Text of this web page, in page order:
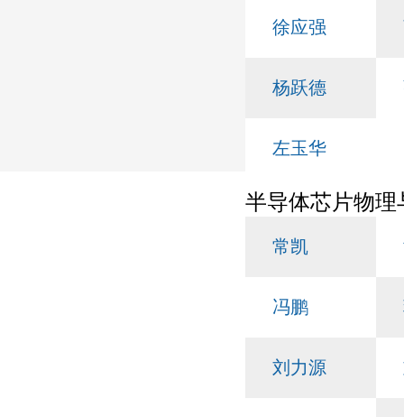
徐应强
杨跃德
左玉华
半导体芯片物
常凯
冯鹏
刘力源